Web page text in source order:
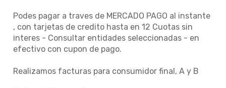
Podes pagar a traves de MERCADO PAGO al instante
, con tarjetas de credito hasta en 12 Cuotas sin
interes - Consultar entidades seleccionadas - en
efectivo con cupon de pago.
Realizamos facturas para consumidor final, A y B